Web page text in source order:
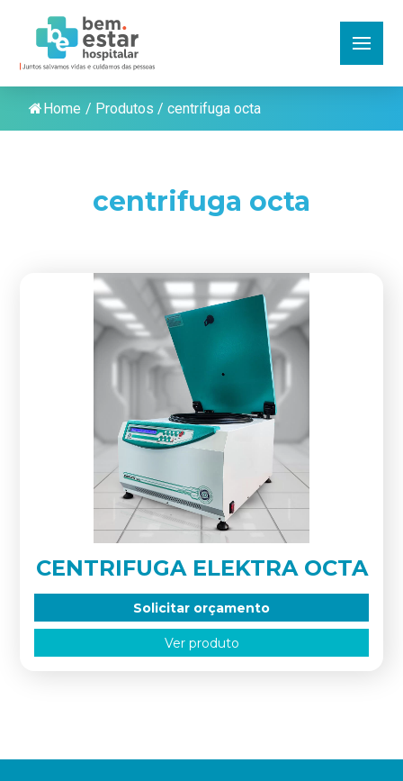
Home / Produtos / centrifuga octa
centrifuga octa
CENTRIFUGA ELEKTRA OCTA
Solicitar orçamento
Ver produto